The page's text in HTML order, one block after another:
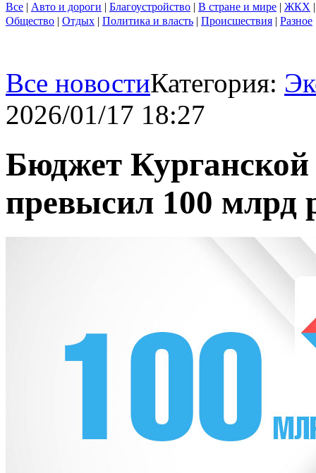
Все | Авто и дороги | Благоустройство | В стране и мире | ЖКХ
Общество | Отдых | Политика и власть | Происшествия | Разное
Все новостиКатегория:
2026/01/17 18:27
Бюджет
превысил 100 млрд